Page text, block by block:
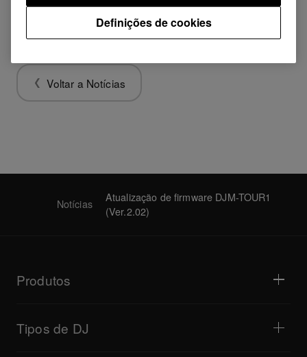
Voltar a Notícias
Notícias
Atualização de firmware DJM-TOUR1
(Ver.2.02)
Produtos
Mesas de mistura para DJ
Sistemas para DJ tudo-em-um
Tipos de DJ
Definições de cookies